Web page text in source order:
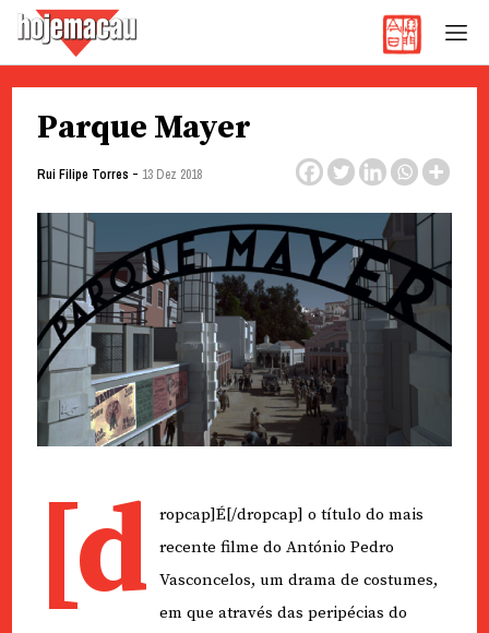
Parque Mayer
Rui Filipe Torres - 13 Dez 2018
[d
ropcap]É[/dropcap] o título do mais
recente filme do António Pedro
Vasconcelos, um drama de costumes,
em que através das peripécias do